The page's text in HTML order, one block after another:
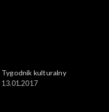
Tygodnik kulturalny
13.01.2017